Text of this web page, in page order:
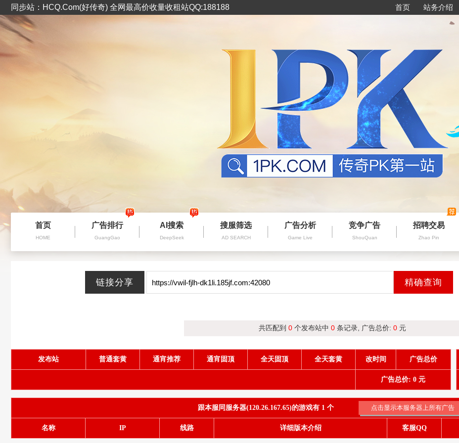
同步站：HCQ.Com(好传奇) 全网最高价收量收租站QQ:188188 首页 站务介绍
首页
HOME
广告排行
GuangGao
AI搜索
DeepSeek
搜服筛选
AD SEARCH
广告分析
Game Live
竞争广告
ShouQuan
招聘交易
Zhao Pin
共匹配到 0 个发布站中 0 条记录, 广告总价: 0 元
发布站 普通套黄 通宵推荐 通宵固顶 全天固顶 全天套黄 改时间 广告总价
广告总价: 0 元
跟本服同服务器(120.26.167.65)的游戏有 1 个
名称 IP 线路 详细版本介绍 客服QQ